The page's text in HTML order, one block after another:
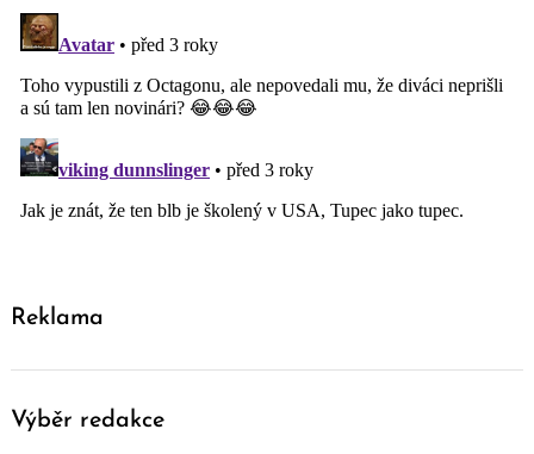
Reklama
Výběr redakce